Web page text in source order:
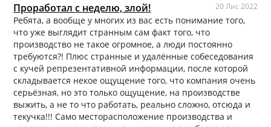
Проработал с неделю, злой! 20 Лис 2022
Ребята, а вообще у многих из вас есть понимание того,
что уже выглядит странным сам факт того, что
производство не такое огромное, а люди постоянно
требуются?! Плюс странные и удалённые собеседования
с кучей репрезентативной информации, после которой
складывается некое ощущение того, что компания очень
серьёзная, но это только ощущение, на производстве
выжить, а не то что работать, реально сложно, отсюда и
текучка!!! Само месторасположение производства и